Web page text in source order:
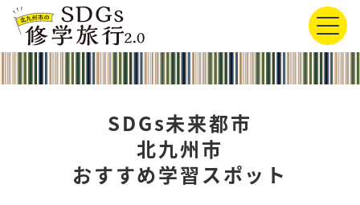
SDGs未来都市
北九州市
おすすめ学習スポット